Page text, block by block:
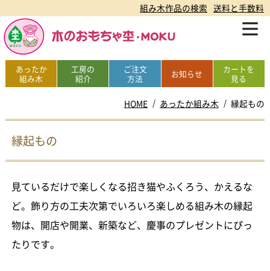
組み木作品の検索 送料と手数料
あったか
組み木
工房の
紹介
ご注文
方法
お知らせ
カートを
見る
HOME あったか組み木 縁起もの
縁起もの
見ているだけで楽しくなる招き猫やふくろう、かえるな
ど。飾り方の工夫次第でいろいろ楽しめる組み木の縁起
物は、開店や開業、新築など、慶事のプレゼントにぴっ
たりです。